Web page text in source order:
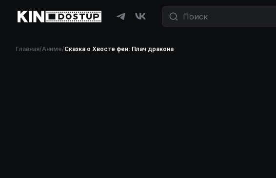
Главная/Аниме/Сказка о Хвосте феи: Плач дракона